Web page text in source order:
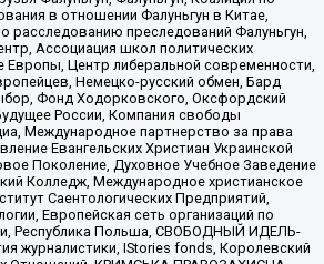
в отношении Фалуньгун в Китае,
расследованию преследований Фалуньгун,
Ассоциация школ политических
Европы, Центр либеральной современности,
Немецко-русский обмен, Бард
Фонд Ходорковского, Оксфордский
России, Компания свободы
Международное партнерство за права
Евангельских Христиан Украинской
Поколение, Духовное Учебное Заведение
Колледж, Международное христианское
Саентологических Предприятий,
Европейская сеть организаций по
Республика Польша, СВОБОДНЫЙ ИДЕЛЬ-
журналистики, IStories fonds, Королевский